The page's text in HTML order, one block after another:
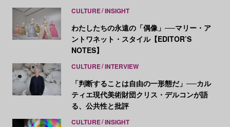
CULTURE INSIGHT
わたしたちの永遠の「偶像」──マリー・ア
ントワネット・スタイル【EDITOR’S
NOTES】
CULTURE INTERVIEW
「判断することは自由の一形態だ」──カル
ティエ現代美術財団クリス・デルコンが語
る、公共性と批評
CULTURE INSIGHT